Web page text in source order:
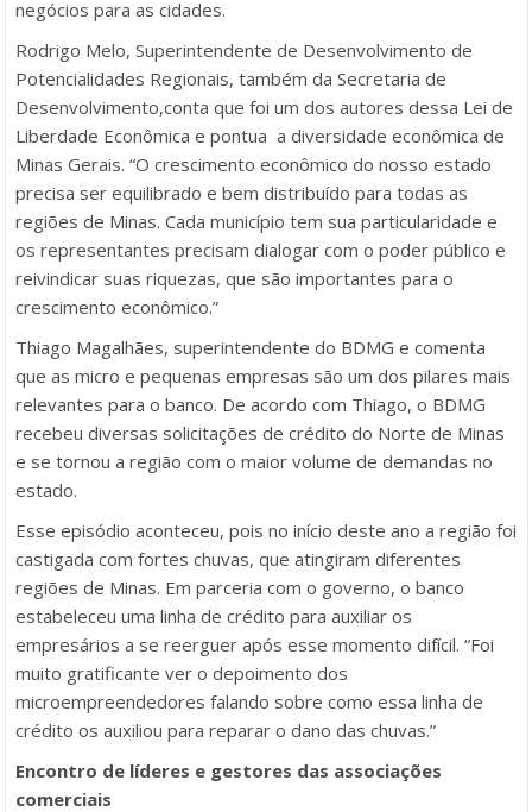
negócios para as cidades.
Rodrigo Melo, Superintendente de Desenvolvimento de
Potencialidades Regionais, também da Secretaria de
Desenvolvimento,conta que foi um dos autores dessa Lei de
Liberdade Econômica e pontua a diversidade econômica de
Minas Gerais. “O crescimento econômico do nosso estado
precisa ser equilibrado e bem distribuído para todas as
regiões de Minas. Cada município tem sua particularidade e
os representantes precisam dialogar com o poder público e
reivindicar suas riquezas, que são importantes para o
crescimento econômico.”
Thiago Magalhães, superintendente do BDMG e comenta
que as micro e pequenas empresas são um dos pilares mais
relevantes para o banco. De acordo com Thiago, o BDMG
recebeu diversas solicitações de crédito do Norte de Minas
e se tornou a região com o maior volume de demandas no
estado.
Esse episódio aconteceu, pois no início deste ano a região foi
castigada com fortes chuvas, que atingiram diferentes
regiões de Minas. Em parceria com o governo, o banco
estabeleceu uma linha de crédito para auxiliar os
empresários a se reerguer após esse momento difícil. “Foi
muito gratificante ver o depoimento dos
microempreendedores falando sobre como essa linha de
crédito os auxiliou para reparar o dano das chuvas.”
Encontro de líderes e gestores das associações
comerciais